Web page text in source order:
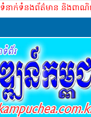
ទំនាក់ទំនងព័ត៌មាន និងពាណិ